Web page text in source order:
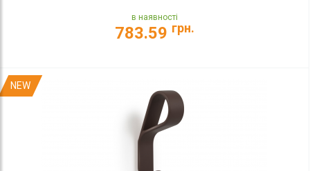
в наявності
783.59 грн.
NEW